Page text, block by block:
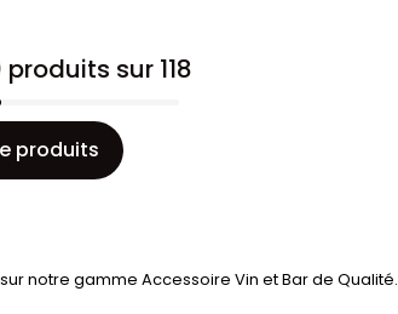
sur 118
produits
notre gamme Accessoire Vin et Bar de Qualité.